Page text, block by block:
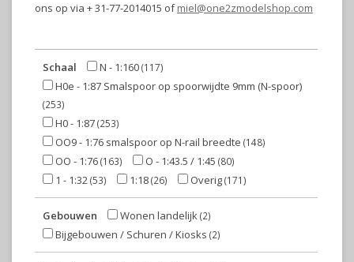
ons op via + 31-77-2014015 ofmiel@one2zmodelshop.com
Schaal N - 1:160(117)
H0e - 1:87 Smalspoor op spoorwijdte 9mm (N-spoor)
(253)
H0 - 1:87(253)
OO9 - 1:76 smalspoor op N-rail breedte (148)
OO - 1:76(163) O - 1:43.5 / 1:45 (80)
1 - 1:32(53) 1:18(26) Overig(171)
Gebouwen Wonen landelijk(2)
Bijgebouwen / Schuren / Kiosks (2)